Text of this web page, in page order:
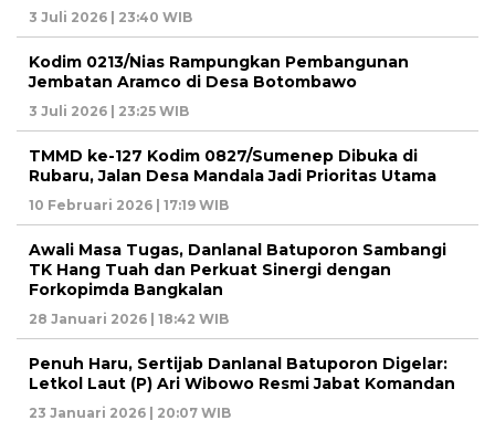
3 Juli 2026 | 23:40 WIB
Kodim 0213/Nias Rampungkan Pembangunan
Jembatan Aramco di Desa Botombawo
3 Juli 2026 | 23:25 WIB
TMMD ke-127 Kodim 0827/Sumenep Dibuka di
Rubaru, Jalan Desa Mandala Jadi Prioritas Utama
10 Februari 2026 | 17:19 WIB
Awali Masa Tugas, Danlanal Batuporon Sambangi
TK Hang Tuah dan Perkuat Sinergi dengan
Forkopimda Bangkalan
28 Januari 2026 | 18:42 WIB
Penuh Haru, Sertijab Danlanal Batuporon Digelar:
Letkol Laut (P) Ari Wibowo Resmi Jabat Komandan
23 Januari 2026 | 20:07 WIB